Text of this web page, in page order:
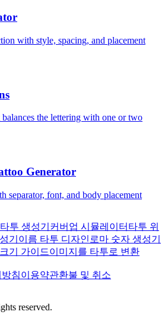
with style, spacing, and placement
the lettering with one or two
Generator
separator, font, and body placement
투 생성기 커버업 시뮬레이터 타투 위
기 이름 타투 디자인 로마 숫자 생성기
기 가이드이미지를 타투로 변환
침이용약관환불 및 취소
reserved.